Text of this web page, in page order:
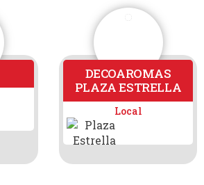
DECOAROMAS
PLAZA ESTRELLA
Local